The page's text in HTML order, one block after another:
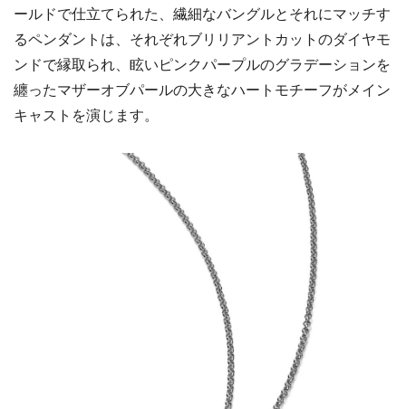
ールドで仕立てられた、繊細なバングルとそれにマッチす
るペンダントは、それぞれブリリアントカットのダイヤモ
ンドで縁取られ、眩いピンクパープルのグラデーションを
纏ったマザーオブパールの大きなハートモチーフがメイン
キャストを演じます。